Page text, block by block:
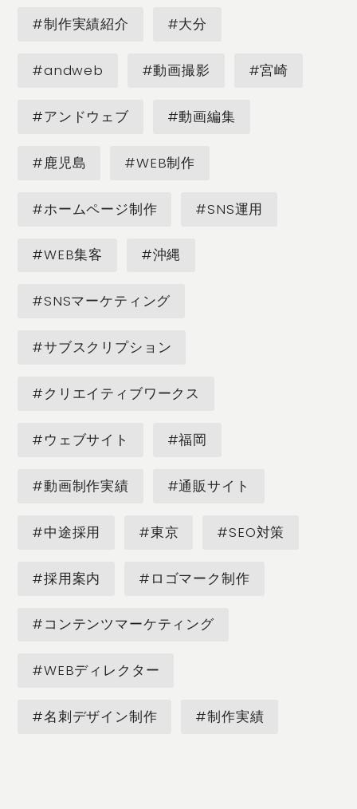
#制作実績紹介 #大分
#andweb #動画撮影 #宮崎
#アンドウェブ #動画編集
#鹿児島 #WEB制作
#ホームページ制作 #SNS運用
#WEB集客 #沖縄
#SNSマーケティング
#サブスクリプション
#クリエイティブワークス
#ウェブサイト #福岡
#動画制作実績 #通販サイト
#中途採用 #東京 #SEO対策
#採用案内 #ロゴマーク制作
#コンテンツマーケティング
#WEBディレクター
#名刺デザイン制作 #制作実績